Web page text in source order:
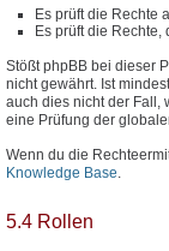
Es prüft die Rechte
Es prüft die
Stößt phpBB bei dieser
nicht gewährt. Ist
auch dies nicht der Fall,
eine Prüfung der
Wenn du die
Knowledge Base.
5.4 Rollen